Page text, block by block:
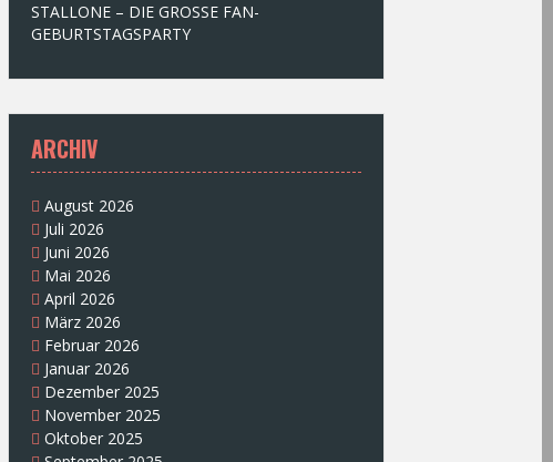
STALLONE – DIE GROSSE FAN-
GEBURTSTAGSPARTY
ARCHIV
August 2026
Juli 2026
Juni 2026
Mai 2026
April 2026
März 2026
Februar 2026
Januar 2026
Dezember 2025
November 2025
Oktober 2025